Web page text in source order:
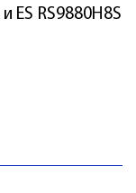
ES RS9880H8S